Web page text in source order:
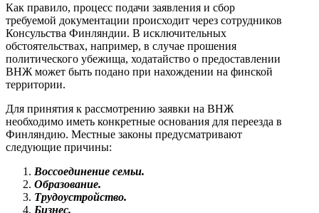
Как правило, процесс подачи заявления и сбор
требуемой документации происходит через сотрудников
Консульства Финляндии. В исключительных
обстоятельствах, например, в случае прошения
политического убежища, ходатайство о предоставлении
ВНЖ может быть подано при нахождении на финской
территории.
Для принятия к рассмотрению заявки на ВНЖ
необходимо иметь конкретные основания для переезда в
Финляндию. Местные законы предусматривают
следующие причины:
Воссоединение семьи.
Образование.
Трудоустройство.
Бизнес.